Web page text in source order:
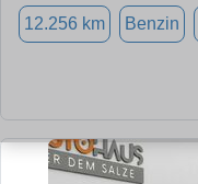
12.256 km Benzin